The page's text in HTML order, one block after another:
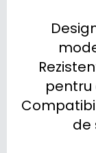
pentru
de